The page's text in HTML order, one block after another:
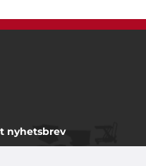
nyhetsbrev